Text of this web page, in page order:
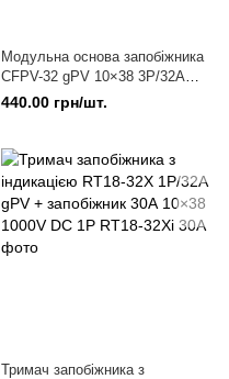
Модульна основа запобіжника
CFPV-32 gPV 10×38 3Р/32A
1000V DC з індикацією VCX
440.00 грн/шт.
Тримач запобіжника з